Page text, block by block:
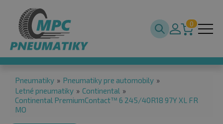
0
Pneumatiky » Pneumatiky pre automobily »
Letné pneumatiky » Continental »
Continental PremiumContact™ 6 245/40R18 97Y XL FR
MO